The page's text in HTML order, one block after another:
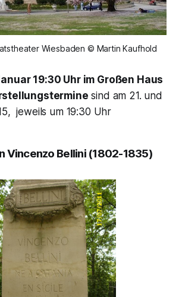
Wiesbaden © Martin Kaufhold
19:30 Uhr im Großen Haus
sind am 21. und
jeweils um 19:30 Uhr
Vincenzo Bellini (1802-1835)